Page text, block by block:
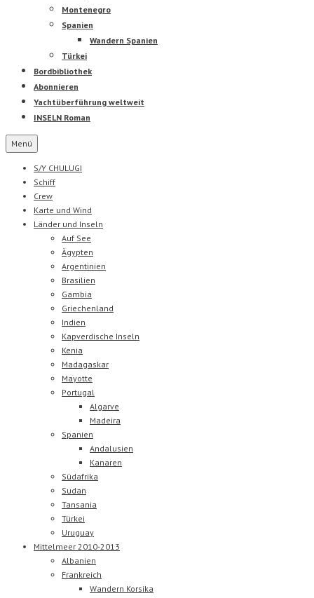
Montenegro
Spanien
Wandern Spanien
Türkei
Bordbibliothek
Abonnieren
Yachtüberführung weltweit
INSELN Roman
Menü
S/Y CHULUGI
Schiff
Crew
Karte und Wind
Länder und Inseln
Auf See
Ägypten
Argentinien
Brasilien
Gambia
Griechenland
Indien
Kapverdische Inseln
Kenia
Madagaskar
Mayotte
Portugal
Algarve
Madeira
Spanien
Andalusien
Kanaren
Südafrika
Sudan
Tansania
Türkei
Uruguay
Mittelmeer 2010-2013
Albanien
Frankreich
Wandern Korsika